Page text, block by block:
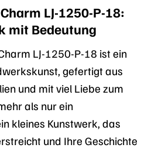
LJ-1250-P-18:
mit Bedeutung
LJ-1250-P-18 ist ein
gefertigt aus
und mit viel Liebe zum
als nur ein
kleines Kunstwerk, das
und Ihre Geschichte